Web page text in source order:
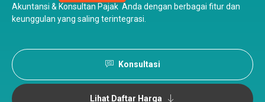
Akuntansi & Konsultan Pajak Anda dengan berbagai fitur dan
keunggulan yang saling terintegrasi.
Konsultasi
Lihat Daftar Harga